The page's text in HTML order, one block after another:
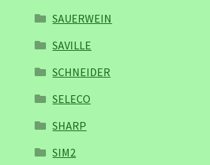
SAUERWEIN
SAVILLE
SCHNEIDER
SELECO
SHARP
SIM2